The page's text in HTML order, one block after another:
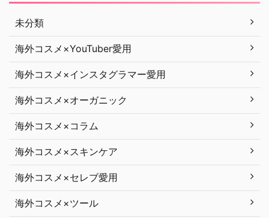
未分類
海外コスメ×YouTuber愛用
海外コスメ×インスタグラマー愛用
海外コスメ×オーガニック
海外コスメ×コラム
海外コスメ×スキンケア
海外コスメ×セレブ愛用
海外コスメ×ツール